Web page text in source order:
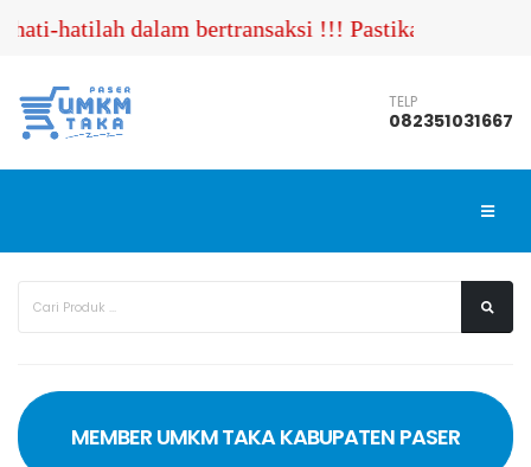
hatilah dalam bertransaksi !!! Pastikan Anda
TELP
082351031667
MEMBER UMKM TAKA KABUPATEN PASER